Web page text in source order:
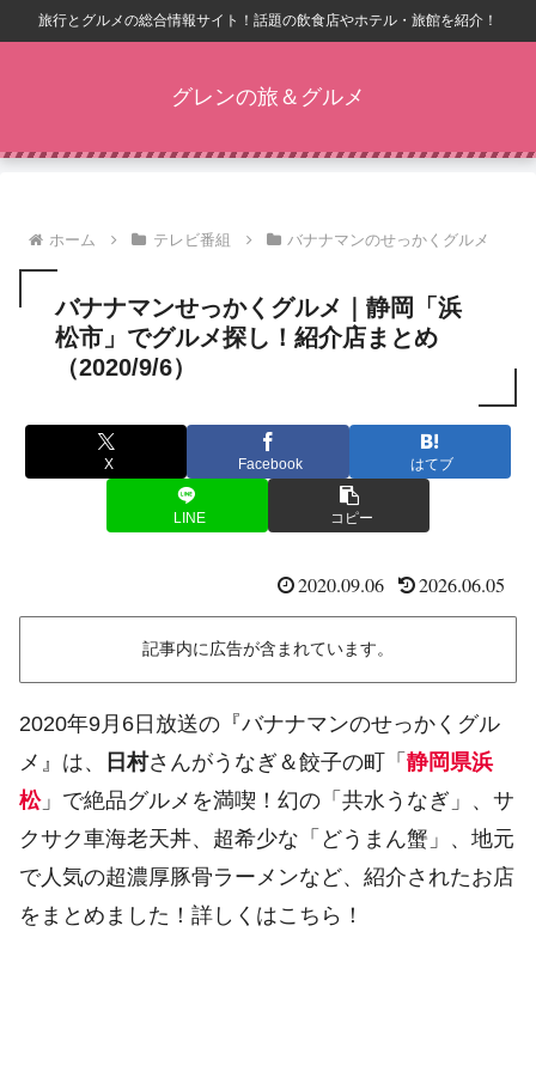
旅行とグルメの総合情報サイト！話題の飲食店やホテル・旅館を紹介！
グレンの旅＆グルメ
ホーム テレビ番組 バナナマンのせっかくグルメ
バナナマンせっかくグルメ｜静岡「浜
松市」でグルメ探し！紹介店まとめ
（2020/9/6）
X Facebook はてブ
LINE コピー
2020.09.06 2026.06.05
記事内に広告が含まれています。
2020年9月6日放送の『バナナマンのせっかくグル
メ』は、
日村さんがうなぎ＆餃子の町「 静岡県浜
松」で絶品グルメを満喫！幻の「共水うなぎ」、サ
クサク車海老天丼、超希少な「どうまん蟹」、地元
で人気の超濃厚豚骨ラーメンなど、紹介されたお店
をまとめました！詳しくはこちら！